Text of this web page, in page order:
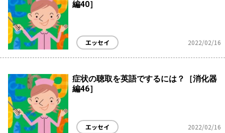
編40］
エッセイ 2022/02/16
症状の聴取を英語でするには？［消化器
編46］
エッセイ 2022/02/16